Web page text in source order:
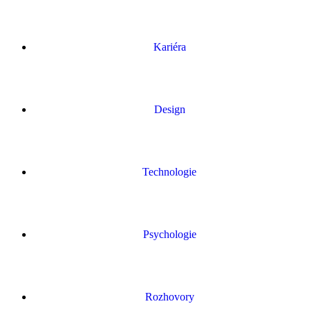
Kariéra
Design
Technologie
Psychologie
Rozhovory